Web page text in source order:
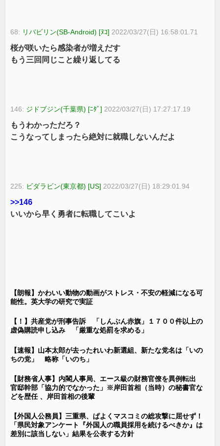
68: リバビリン(SB-Android) [ﾇｺ] 2022/03/27(日) 16:58:01.71
桜が咲いたら感染者が増えだす
もう三回同じこと繰り返してる
146: ジドブジン(千葉県) [ﾆﾀﾞ] 2022/03/27(日) 17:27:17.19
もうわかっただろ？
こうなってしまったら絶対に就職しないんだよ
225: ビダラビン(東京都) [US] 2022/03/27(日) 18:29:01.94
>>146
いいから早く勇者に転職してこいよ
【朗報】かわいい動物の動画がストレス・不安の軽減になる可
能性。英大学の研究で実証
【！】共産党が刑事告訴 「しんぶん赤旗」１７００件以上の
虚偽購読申し込み 「厳重な処罰を求める」
【速報】山本太郎が去ったれいわ新選組、新たな党名は「いの
ちの党」 略称「いのち」
【財務省人事】内閣人事局、エース級の財務官僚を異例転出
官邸幹部「協力的でなかった」※岸田首相（当時）の秘書官な
どを歴任 、岸田首相の後輩
【外国人公務員】三重県、ぱよくマスコミの総攻撃に屈せず！
「県民対象アンケート『外国人の職員採用を続けるべきか』は
差別に該当しない」結果を公表する方針